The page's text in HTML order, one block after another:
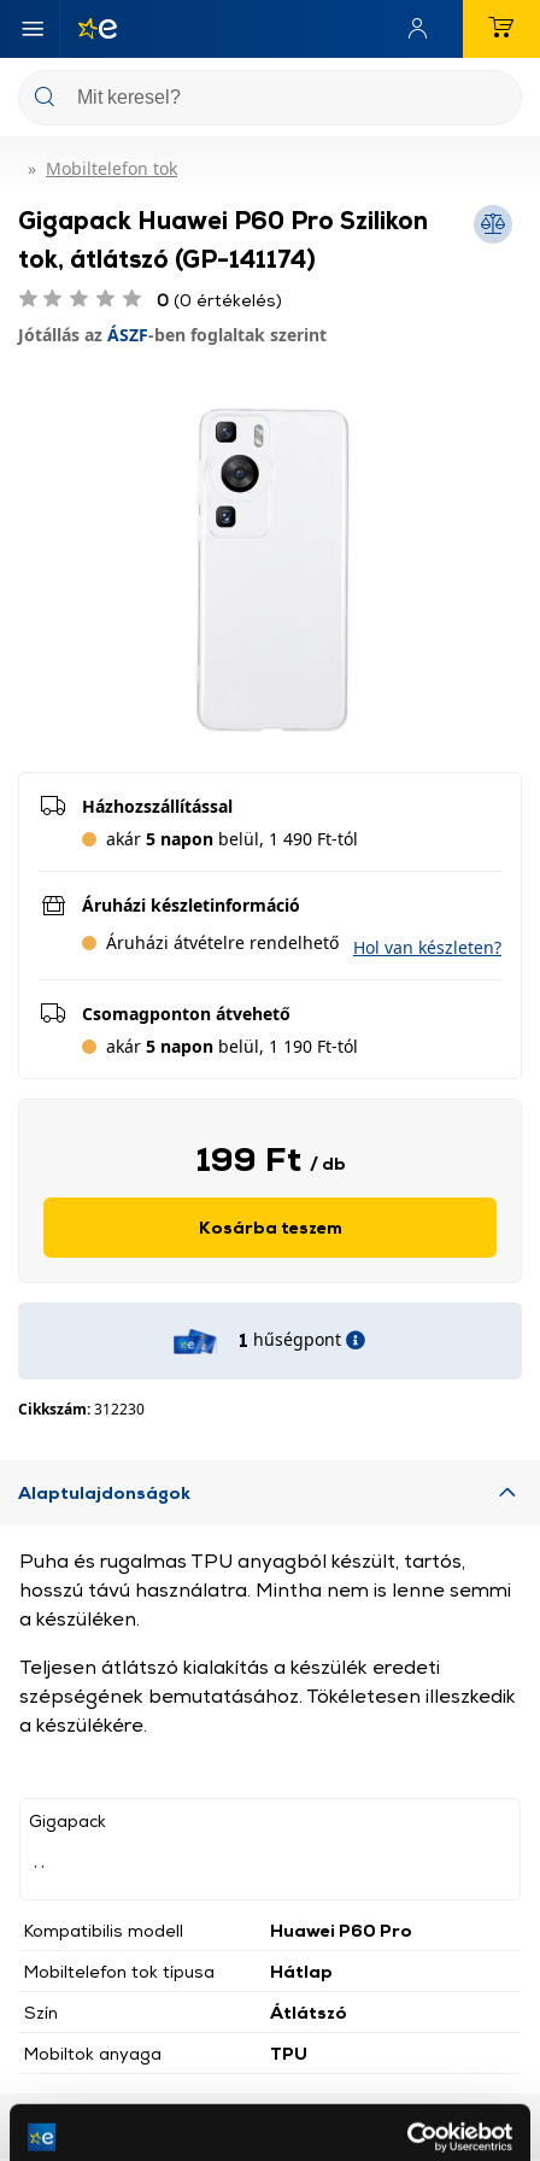
Mobiltelefon tok
Gigapack Huawei P60 Pro Szilikon
tok, átlátszó (GP-141174)
0 (0 értékelés)
Jótállás az ÁSZF-ben foglaltak szerint
Házhozszállítással
akár 5 napon belül, 1 490 Ft-tól
Áruházi készletinformáció
Áruházi átvételre rendelhető
Hol van készleten?
Csomagponton átvehető
akár 5 napon belül, 1 190 Ft-tól
199 Ft / db
Kosárba teszem
1 hűségpont
Cikkszám:312230
Alaptulajdonságok
Gigapack
Kompatibilis modell
Huawei P60 Pro
Mobiltelefon tok típusa
Hátlap
Szín
Átlátszó
Mobiltok anyaga
TPU
Puha és rugalmas TPU anyagból készült, tartós,
hosszú távú használatra. Mintha nem is lenne semmi
a készüléken.
Teljesen átlátszó kialakítás a készülék eredeti
szépségének bemutatásához. Tökéletesen illeszkedik
a készülékére.
Részletes ismertető